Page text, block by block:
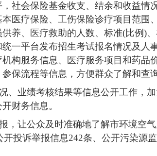
社会保险基金收支、结余和收益情
医疗保险、工伤保险诊疗项目范围
养、医疗救助的人数、标准(比例)
一平台发布招生考试报名情况及人
构服务信息、医疗服务项目和药品
保流程等信息，方便群众了解和查询
业绩考核结果等信息公开工作，加
财务信息。
，让公众及时准确地了解市环境空
投诉举报信息242条、公开污染源